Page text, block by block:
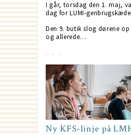
I går, torsdag den 1. maj,
dag for LUMI-
Den 9. butik slog dørene op
og allerede…
Ny KFS-linje på